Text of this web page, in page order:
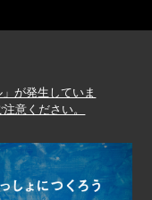
が発生していま
意ください。